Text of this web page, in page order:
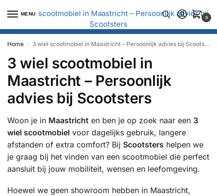
MENU
0
Home / 3 wiel scootmobiel in Maastricht – Persoonlijk advies bij Scootsters
3 wiel scootmobiel in
Maastricht – Persoonlijk
advies bij Scootsters
Woon je in Maastricht en ben je op zoek naar een 3
wiel scootmobiel voor dagelijks gebruik, langere
afstanden of extra comfort? Bij Scootsters helpen we
je graag bij het vinden van een scootmobiel die perfect
aansluit bij jouw mobiliteit, wensen en leefomgeving.
Hoewel we geen showroom hebben in Maastricht,